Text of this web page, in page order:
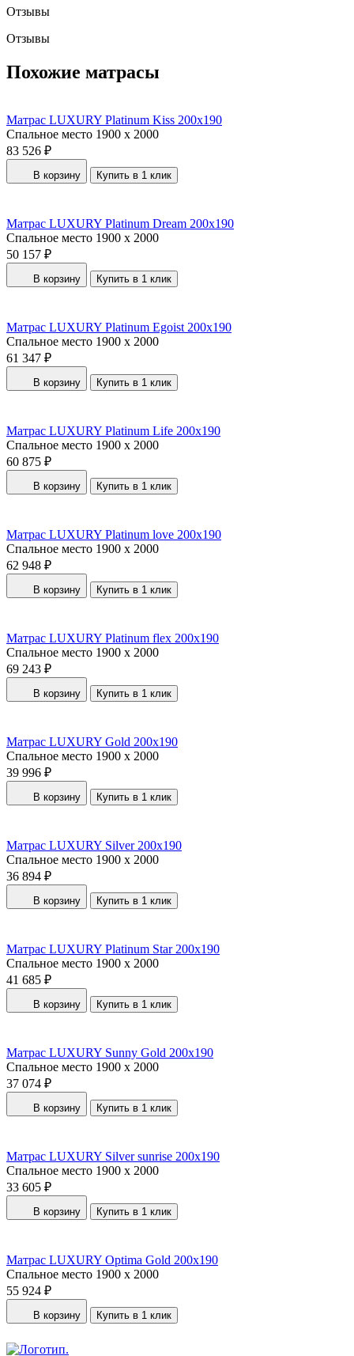
Отзывы
Отзывы
Похожие матрасы
Матрас LUXURY Platinum Kiss 200x190
Спальное место 1900 x 2000
83 526 ₽
В корзину Купить в 1 клик
Матрас LUXURY Platinum Dream 200x190
Спальное место 1900 x 2000
50 157 ₽
В корзину Купить в 1 клик
Матрас LUXURY Platinum Egoist 200x190
Спальное место 1900 x 2000
61 347 ₽
В корзину Купить в 1 клик
Матрас LUXURY Platinum Life 200x190
Спальное место 1900 x 2000
60 875 ₽
В корзину Купить в 1 клик
Матрас LUXURY Platinum love 200x190
Спальное место 1900 x 2000
62 948 ₽
В корзину Купить в 1 клик
Матрас LUXURY Platinum flex 200x190
Спальное место 1900 x 2000
69 243 ₽
В корзину Купить в 1 клик
Матрас LUXURY Gold 200x190
Спальное место 1900 x 2000
39 996 ₽
В корзину Купить в 1 клик
Матрас LUXURY Silver 200x190
Спальное место 1900 x 2000
36 894 ₽
В корзину Купить в 1 клик
Матрас LUXURY Platinum Star 200x190
Спальное место 1900 x 2000
41 685 ₽
В корзину Купить в 1 клик
Матрас LUXURY Sunny Gold 200x190
Спальное место 1900 x 2000
37 074 ₽
В корзину Купить в 1 клик
Матрас LUXURY Silver sunrise 200x190
Спальное место 1900 x 2000
33 605 ₽
В корзину Купить в 1 клик
Матрас LUXURY Optima Gold 200x190
Спальное место 1900 x 2000
55 924 ₽
В корзину Купить в 1 клик